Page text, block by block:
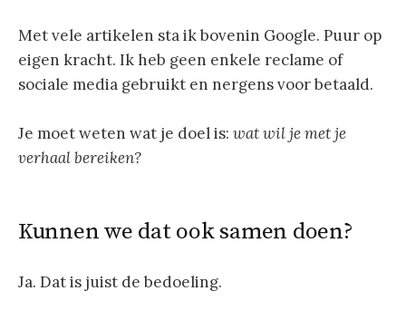
Met vele artikelen sta ik bovenin Google. Puur op
eigen kracht. Ik heb geen enkele reclame of
sociale media gebruikt en nergens voor betaald.
Je moet weten wat je doel is: wat wil je met je
verhaal bereiken?
Kunnen we dat ook samen doen?
Ja. Dat is juist de bedoeling.